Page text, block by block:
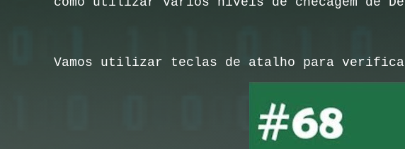
Vamos utilizar teclas de atalho para verificar